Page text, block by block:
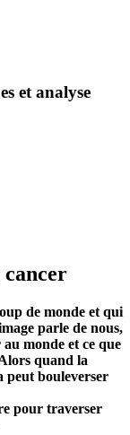
et analyse
cancer
de monde et qui
parle de nous,
monde et ce que
quand la
peut bouleverser
pour traverser